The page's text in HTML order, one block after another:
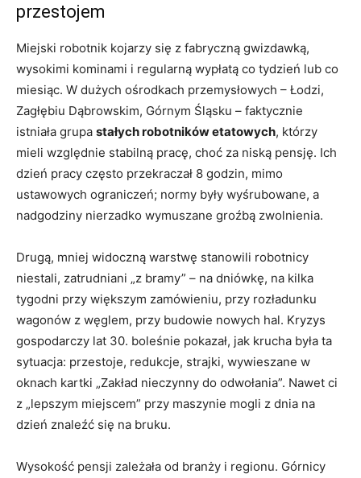
przestojem
Miejski robotnik kojarzy się z fabryczną gwizdawką,
wysokimi kominami i regularną wypłatą co tydzień lub co
miesiąc. W dużych ośrodkach przemysłowych – Łodzi,
Zagłębiu Dąbrowskim, Górnym Śląsku – faktycznie
istniała grupa stałych robotników etatowych, którzy
mieli względnie stabilną pracę, choć za niską pensję. Ich
dzień pracy często przekraczał 8 godzin, mimo
ustawowych ograniczeń; normy były wyśrubowane, a
nadgodziny nierzadko wymuszane groźbą zwolnienia.
Drugą, mniej widoczną warstwę stanowili robotnicy
niestali, zatrudniani „z bramy” – na dniówkę, na kilka
tygodni przy większym zamówieniu, przy rozładunku
wagonów z węglem, przy budowie nowych hal. Kryzys
gospodarczy lat 30. boleśnie pokazał, jak krucha była ta
sytuacja: przestoje, redukcje, strajki, wywieszane w
oknach kartki „Zakład nieczynny do odwołania”. Nawet ci
z „lepszym miejscem” przy maszynie mogli z dnia na
dzień znaleźć się na bruku.
Wysokość pensji zależała od branży i regionu. Górnicy